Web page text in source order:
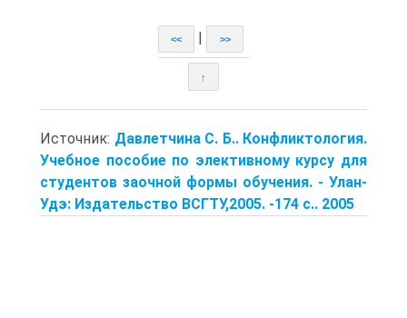
<< >>
↑
Источник: Давлетчина С. Б.. Конфликтология.
Учебное пособие по элективному курсу для
студентов заочной формы обучения. - Улан-
Удэ: Издательство ВСГТУ,2005. -174 с.. 2005